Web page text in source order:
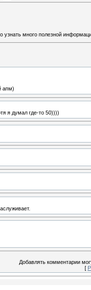
много полезной
апм)
я думал где-то 50))))
Добавлять комментарии
[